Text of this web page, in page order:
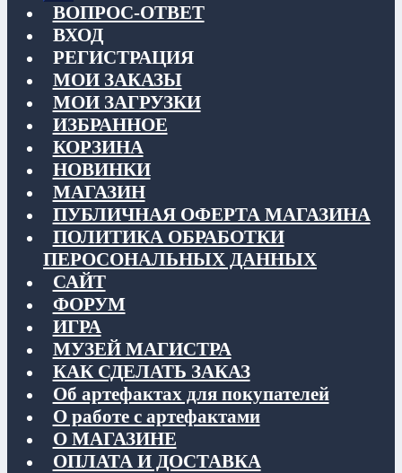
ВОПРОС-ОТВЕТ
ВХОД
РЕГИСТРАЦИЯ
МОИ ЗАКАЗЫ
МОИ ЗАГРУЗКИ
ИЗБРАННОЕ
КОРЗИНА
НОВИНКИ
МАГАЗИН
ПУБЛИЧНАЯ ОФЕРТА МАГАЗИНА
ПОЛИТИКА ОБРАБОТКИ
ПЕРОСОНАЛЬНЫХ ДАННЫХ
САЙТ
ФОРУМ
ИГРА
МУЗЕЙ МАГИСТРА
КАК СДЕЛАТЬ ЗАКАЗ
Об артефактах для покупателей
О работе с артефактами
О МАГАЗИНЕ
ОПЛАТА И ДОСТАВКА